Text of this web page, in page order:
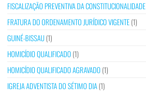
FISCALIZAÇÃO PREVENTIVA DA CONSTITUCIONALIDADE
FRATURA DO ORDENAMENTO JURÍDICO VIGENTE(1)
GUINÉ-BISSAU(1)
HOMICÍDIO QUALIFICADO (1)
HOMICÍDIO QUALIFICADO AGRAVADO (1)
IGREJA ADVENTISTA DO SÉTIMO DIA(1)